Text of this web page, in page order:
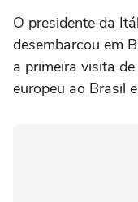
O presidente da
desembarcou em
a primeira visita
europeu ao Brasil